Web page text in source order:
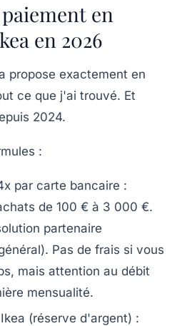
en
en 2026
propose exactement en
ce que j'ai trouvé. Et
2024.
:
par carte bancaire :
de 100 € à 3 000 €.
partenaire
Pas de frais si vous
mais attention au débit
mensualité.
(réserve d'argent) :